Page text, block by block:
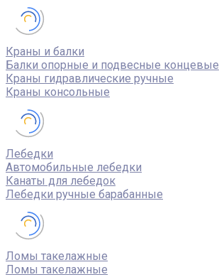
Краны и балки
Балки опорные и подвесные концевые
Краны гидравлические ручные
Краны консольные
Лебедки
Автомобильные лебедки
Канаты для лебедок
Лебедки ручные барабанные
Ломы такелажные
Ломы такелажные